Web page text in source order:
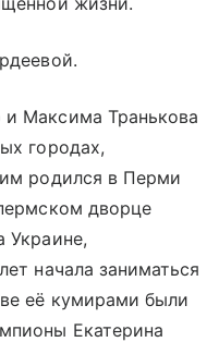
Максима Транькова
городах,
родился в Перми
дворце
Украине,
начала заниматься
её кумирами были
Екатерина